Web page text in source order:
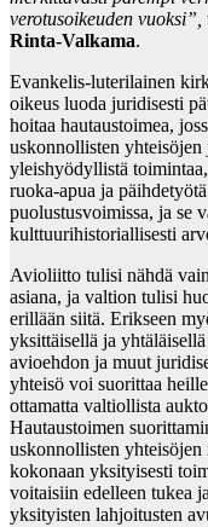
verotusoikeuden vuoksi”,
Rinta-Valkama.
Evankelis-luterilainen
oikeus luoda juridisesti
hoitaa hautaustoimea,
uskonnollisten
yleishyödyllistä
ruoka-apua ja
puolustusvoimissa, ja se
kulttuurihistoriallisesti
Avioliitto tulisi nähdä
asiana, ja valtion tulisi
erillään siitä. Erikseen
yksittäisellä ja
avioehdon ja muut
yhteisö voi suorittaa
ottamatta valtiollista
Hautaustoimen
uskonnollisten
kokonaan yksityisesti
voitaisiin edelleen tukea
yksityisten lahjoitusten